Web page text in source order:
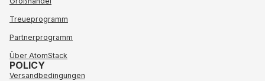
Treueprogramm
Partnerprogramm
Über AtomStack
POLICY
Versandbedingungen